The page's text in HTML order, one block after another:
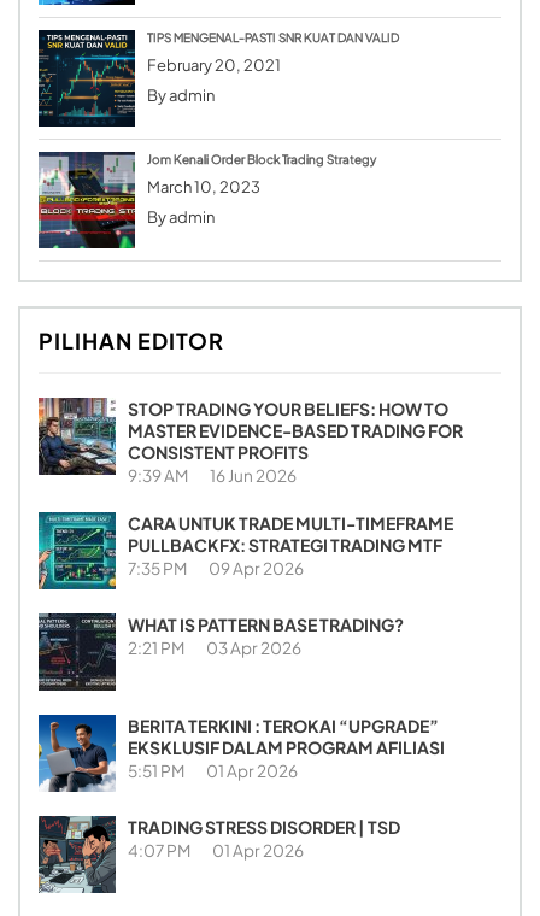
TIPS MENGENAL-PASTI SNR KUAT DAN VALID
February 20, 2021
Byadmin
Jom Kenali Order Block Trading Strategy
March 10, 2023
Byadmin
PILIHAN EDITOR
STOP TRADING YOUR BELIEFS: HOW TO
MASTER EVIDENCE-BASED TRADING FOR
CONSISTENT PROFITS
9:39 AM 16 Jun 2026
CARA UNTUK TRADE MULTI-TIMEFRAME
PULLBACKFX: STRATEGI TRADING MTF
7:35 PM 09 Apr 2026
WHAT IS PATTERN BASE TRADING?
2:21 PM 03 Apr 2026
BERITA TERKINI : TEROKAI “UPGRADE”
EKSKLUSIF DALAM PROGRAM AFILIASI
5:51 PM 01 Apr 2026
TRADING STRESS DISORDER | TSD
4:07 PM 01 Apr 2026